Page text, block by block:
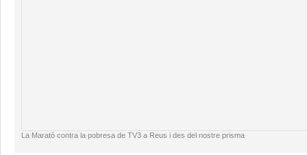
La Marató contra la pobresa de TV3 a Reus i des del nostre prisma